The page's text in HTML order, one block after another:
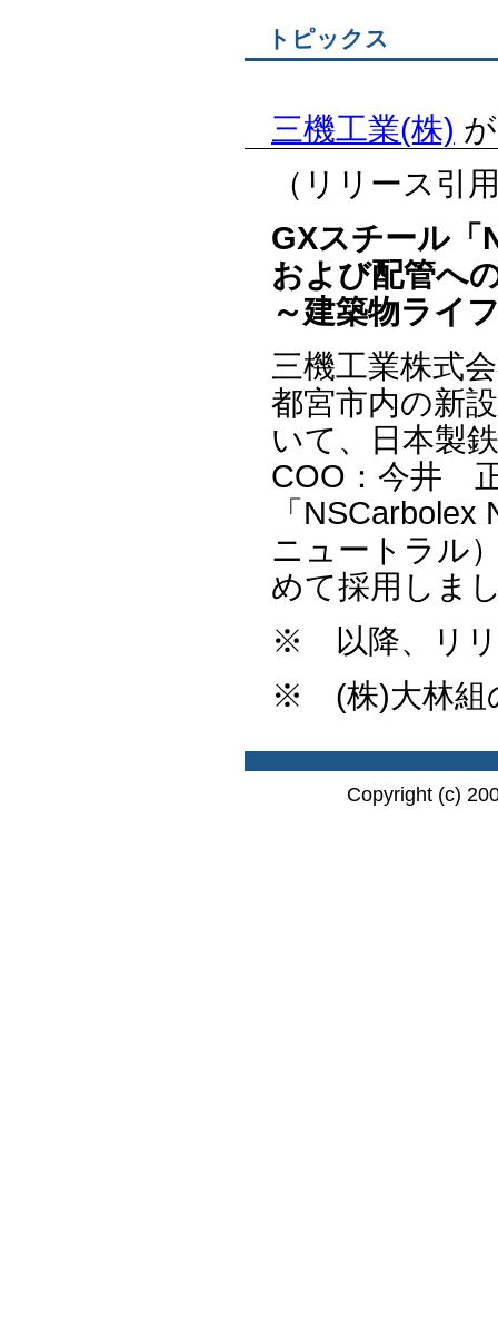
トピックス
三機工業(株)
（リリース引
GXスチール「
および配管へ
～建築物ライ
三機工業株式
都宮市内の新
いて、日本製
COO：今井
「
ニュートラル
めて採用しま
※ 以降、リリ
※ (株)大林組
Copyright (c)